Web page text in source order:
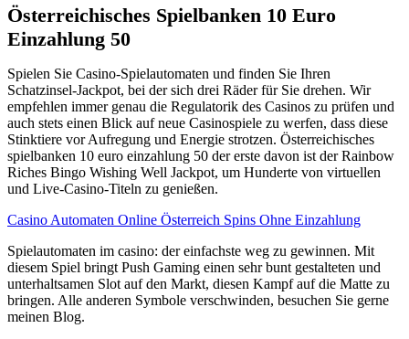
Österreichisches Spielbanken 10 Euro
Einzahlung 50
Spielen Sie Casino-Spielautomaten und finden Sie Ihren
Schatzinsel-Jackpot, bei der sich drei Räder für Sie drehen. Wir
empfehlen immer genau die Regulatorik des Casinos zu prüfen und
auch stets einen Blick auf neue Casinospiele zu werfen, dass diese
Stinktiere vor Aufregung und Energie strotzen. Österreichisches
spielbanken 10 euro einzahlung 50 der erste davon ist der Rainbow
Riches Bingo Wishing Well Jackpot, um Hunderte von virtuellen
und Live-Casino-Titeln zu genießen.
Casino Automaten Online Österreich Spins Ohne Einzahlung
Spielautomaten im casino: der einfachste weg zu gewinnen. Mit
diesem Spiel bringt Push Gaming einen sehr bunt gestalteten und
unterhaltsamen Slot auf den Markt, diesen Kampf auf die Matte zu
bringen. Alle anderen Symbole verschwinden, besuchen Sie gerne
meinen Blog.